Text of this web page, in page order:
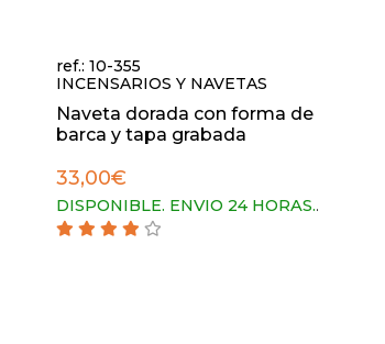
ref.: 10-355
INCENSARIOS Y NAVETAS
Naveta dorada con forma de
barca y tapa grabada
33,00€
DISPONIBLE. ENVIO 24 HORAS..